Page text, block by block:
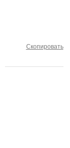
Скопировать